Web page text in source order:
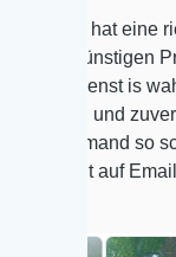
riesige Auswahl
Preisen. Der
wahnsinnig
noch
schnell und
reagiert wie